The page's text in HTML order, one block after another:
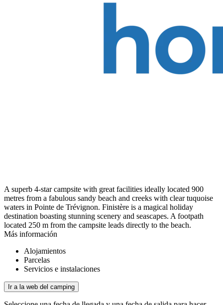
A superb 4-star campsite with great facilities ideally located 900
metres from a fabulous sandy beach and creeks with clear tuquoise
waters in Pointe de Trévignon. Finistère is a magical holiday
destination boasting stunning scenery and seascapes. A footpath
located 250 m from the campsite leads directly to the beach.
Más información
Alojamientos
Parcelas
Servicios e instalaciones
Ir a la web del camping